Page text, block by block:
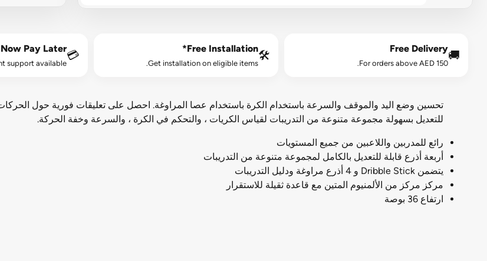
🚚
Free Delivery
For orders above AED 150.
🛠️
Free Installation*
Get installation on eligible items.
💳
Pay Later
support available.
تحسين وضع اليد والموقف والسرعة باستخدام الكرة باستخدام عصا المراوغة. احصل على تعليقات فورية حول الحركات
للتعديل بسهولة مجموعة متنوعة من التدريبات لقياس الكريات ، والتحكم في الكرة ، والسرعة وخفة الحركة.
رائع للمدربين واللاعبين من جميع المستويات
أربعة أذرع قابلة للتعديل بالكامل لمجموعة متنوعة من التدريبات
يتضمن Dribble Stick و 4 أذرع مراوغة ودليل التدريبات
مركز مركز من الألمنيوم المتين مع قاعدة ثقيلة للاستقرار
ارتفاع 36 بوصة